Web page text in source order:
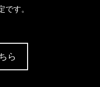
です。
ら